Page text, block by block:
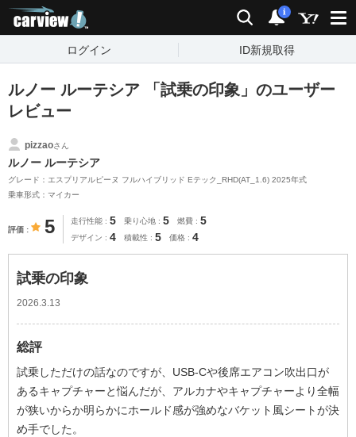
検索 通知
i
ログイン ID新規取得
ルノー ルーテシア 「試乗の印象」のユーザー
レビュー
pizzaoさん
ルノー ルーテシア
グレード：エスプリアルピーヌ フルハイブリッド Eテック_RHD(AT_1.6) 2025年式
乗車形式：マイカー
評価 5 走行性能 5 乗り心地 5 燃費 5
デザイン 4 積載性 5 価格 4
試乗の印象
2026.3.13
総評
試乗しただけの話なのですが、USB-Cや後席エアコン吹出口が
あるキャプチャーと悩んだが、アルカナやキャプチャーより全幅
が狭いからか明らかにホールド感が強めなバケット風シートが決
め手でした。